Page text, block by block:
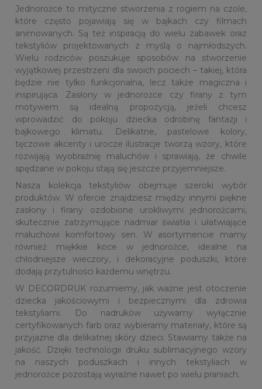
Jednorożce to mityczne stworzenia z rogiem na czole,
które często pojawiają się w bajkach czy filmach
animowanych. Są też inspiracją do wielu zabawek oraz
tekstyliów projektowanych z myślą o najmłodszych.
Wielu rodziców poszukuje sposobów na stworzenie
wyjątkowej przestrzeni dla swoich pociech – takiej, która
będzie nie tylko funkcjonalna, lecz także magiczna i
inspirująca. Zasłony w jednorożce czy firany z tym
motywem są idealną propozycją, jeżeli chcesz
wprowadzić do pokoju dziecka odrobinę fantazji i
bajkowego klimatu. Delikatne, pastelowe kolory,
tęczowe akcenty i urocze ilustracje tworzą wzory, które
rozwijają wyobraźnię maluchów i sprawiają, że chwile
spędzane w pokoju stają się jeszcze przyjemniejsze.
Nasza kolekcja tekstyliów obejmuje szeroki wybór
produktów. W ofercie znajdziesz między innymi piękne
zasłony i firany ozdobione urokliwymi jednorożcami,
skutecznie zatrzymujące nadmiar światła i ułatwiające
maluchowi komfortowy sen. W asortymencie mamy
również miękkie koce w jednorożce, idealne na
chłodniejsze wieczory, i dekoracyjne poduszki, które
dodają przytulności każdemu wnętrzu.
W DECORDRUK rozumiemy, jak ważne jest otoczenie
dziecka jakościowymi i bezpiecznymi dla zdrowia
tekstyliami. Do nadruków używamy wyłącznie
certyfikowanych farb oraz wybieramy materiały, które są
przyjazne dla delikatnej skóry dzieci. Stawiamy także na
jakość. Dzięki technologii druku sublimacyjnego wzory
na naszych poduszkach i innych tekstyliach w
jednorożce pozostają wyraźne nawet po wielu praniach.